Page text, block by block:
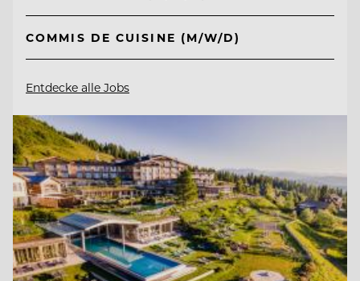
COMMIS DE CUISINE (M/W/D)
Entdecke alle Jobs